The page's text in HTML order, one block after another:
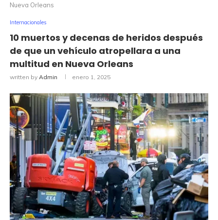
Nueva Orleans
Internacionales
10 muertos y decenas de heridos después
de que un vehículo atropellara a una
multitud en Nueva Orleans
written by Admin enero 1, 2025